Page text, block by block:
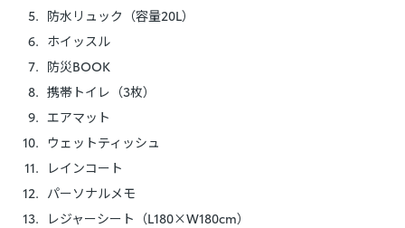
防水リュック（容量20L）
ホイッスル
防災BOOK
携帯トイレ（3枚）
エアマット
ウェットティッシュ
レインコート
パーソナルメモ
レジャーシート（L180×W180cm）